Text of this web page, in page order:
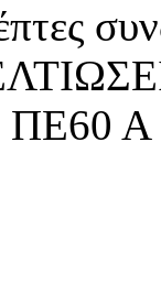
Α